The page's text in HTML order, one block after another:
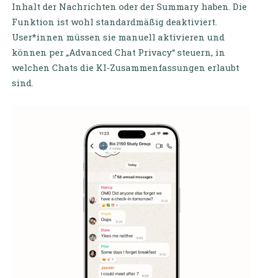
Inhalt der Nachrichten oder der Summary haben. Die
Funktion ist wohl standardmäßig deaktiviert.
User*innen müssen sie manuell aktivieren und
können per „Advanced Chat Privacy“ steuern, in
welchen Chats die KI-Zusammenfassungen erlaubt
sind.